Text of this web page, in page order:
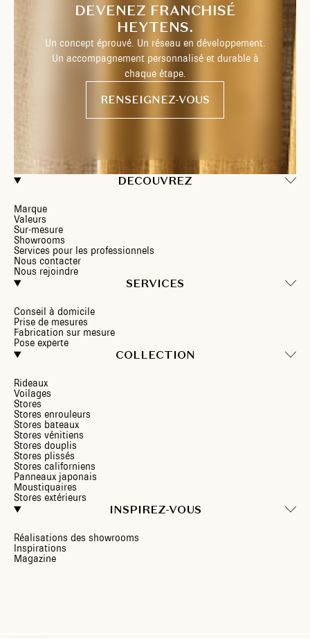
DECOUVREZ
Marque
Valeurs
Sur-mesure
Showrooms
Services pour les professionnels
Nous contacter
Nous rejoindre
SERVICES
Conseil à domicile
Prise de mesures
Fabrication sur mesure
Pose experte
COLLECTION
Rideaux
Voilages
Stores
Stores enrouleurs
Stores bateaux
Stores vénitiens
Stores douplis
Stores plissés
Stores californiens
Panneaux japonais
Moustiquaires
Stores extérieurs
INSPIREZ-VOUS
Réalisations des showrooms
Inspirations
Magazine
DEVENEZ FRANCHISÉ
HEYTENS.
Un concept éprouvé. Un réseau en développement.
Un accompagnement personnalisé et durable à
chaque étape.
RENSEIGNEZ-VOUS